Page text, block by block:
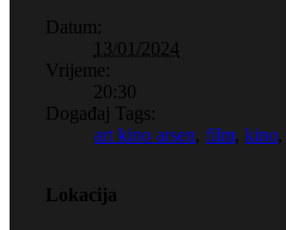
Datum:
13/01/2024
Vrijeme:
20:30
Događaj Tags:
art kino arsen, film, kino,
Lokacija